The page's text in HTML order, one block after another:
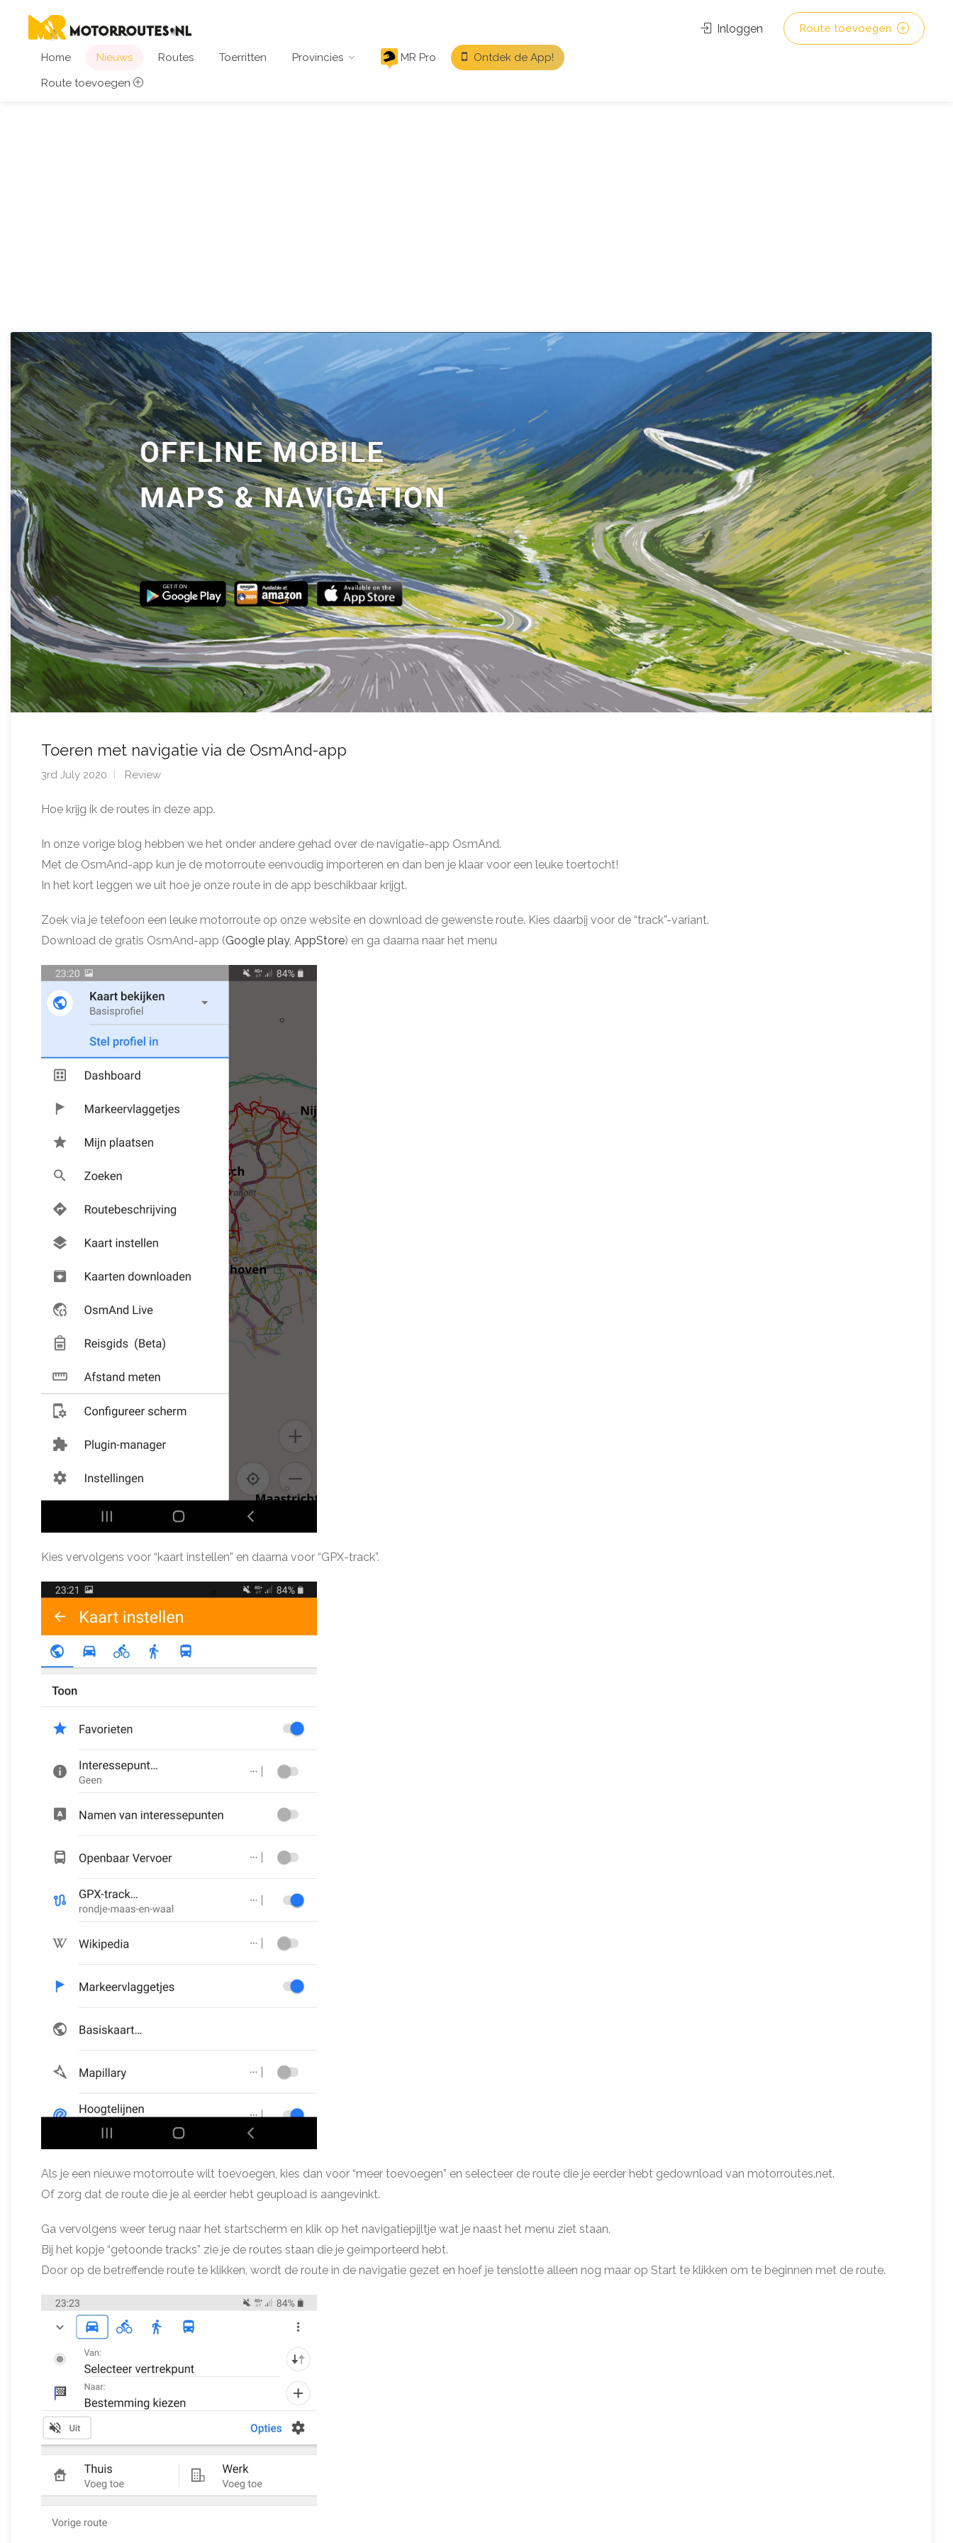
Home Nieuws Routes Toerritten Provincies MR Pro
Ontdek de App!
Route toevoegen
Inloggen Route toevoegen
Toeren met navigatie via de OsmAnd-app
3rd July 2020 Review
Hoe krijg ik de routes in deze app.
In onze vorige blog hebben we het onder andere gehad over de navigatie-app OsmAnd.
Met de OsmAnd-app kun je de motorroute eenvoudig importeren en dan ben je klaar voor een leuke toertocht!
In het kort leggen we uit hoe je onze route in de app beschikbaar krijgt.
Zoek via je telefoon een leuke motorroute op onze website en download de gewenste route. Kies daarbij voor de “track”-variant.
Download de gratis OsmAnd-app (Google play, AppStore) en ga daarna naar het menu
Kies vervolgens voor “kaart instellen” en daarna voor “GPX-track”.
Als je een nieuwe motorroute wilt toevoegen, kies dan voor “meer toevoegen” en selecteer de route die je eerder hebt gedownload van motorroutes.net.
Of zorg dat de route die je al eerder hebt geupload is aangevinkt.
Ga vervolgens weer terug naar het startscherm en klik op het navigatiepijltje wat je naast het menu ziet staan.
Bij het kopje “getoonde tracks” zie je de routes staan die je geïmporteerd hebt.
Door op de betreffende route te klikken, wordt de route in de navigatie gezet en hoef je tenslotte alleen nog maar op Start te klikken om te beginnen met de route.